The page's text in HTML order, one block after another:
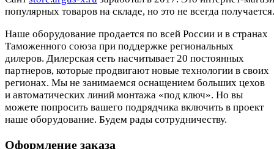
популярных товаров на складе, но это не всегда
Наше оборудование продается по всей России и в странах
Таможенного союза при поддержке региональных
дилеров. Дилерская сеть насчитывает 20 постоянных
партнеров, которые продвигают новые технологии в своих
регионах. Мы не занимаемся оснащением больших цехов
и автоматических линий монтажа «под ключ». Но вы
можете попросить вашего подрядчика включить в проект
наше оборудование. Будем рады сотрудничеству.
Оформление заказа